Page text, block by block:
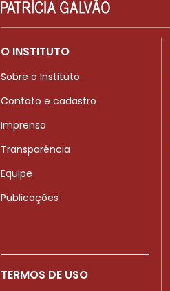
O INSTITUTO
Sobre o Instituto
Contato e cadastro
Imprensa
Transparência
Equipe
Publicações
TERMOS DE USO